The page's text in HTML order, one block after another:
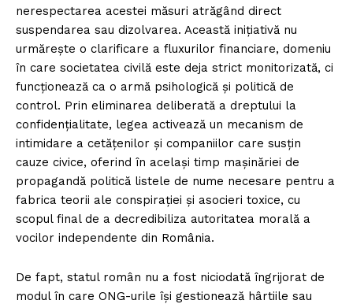
nerespectarea acestei măsuri atrăgând direct
suspendarea sau dizolvarea. Această inițiativă nu
urmărește o clarificare a fluxurilor financiare, domeniu
în care societatea civilă este deja strict monitorizată, ci
funcționează ca o armă psihologică și politică de
control. Prin eliminarea deliberată a dreptului la
confidențialitate, legea activează un mecanism de
intimidare a cetățenilor și companiilor care susțin
cauze civice, oferind în același timp mașinăriei de
propagandă politică listele de nume necesare pentru a
fabrica teorii ale conspirației și asocieri toxice, cu
scopul final de a decredibiliza autoritatea morală a
vocilor independente din România.
De fapt, statul român nu a fost niciodată îngrijorat de
modul în care ONG-urile își gestionează hârtiile sau